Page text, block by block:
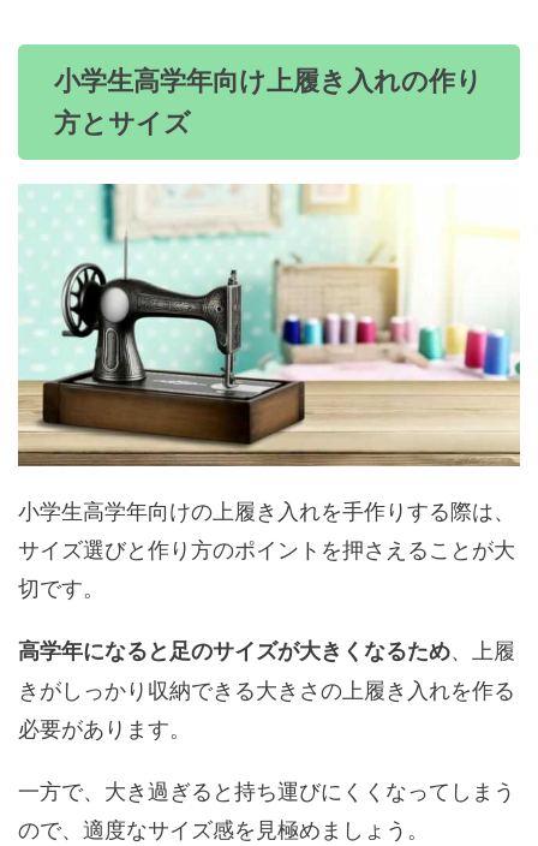
小学生高学年向け上履き入れの作り
方とサイズ
小学生高学年向けの上履き入れを手作りする際は、
サイズ選びと作り方のポイントを押さえることが大
切です。
高学年になると足のサイズが大きくなるため、上履
きがしっかり収納できる大きさの上履き入れを作る
必要があります。
一方で、大き過ぎると持ち運びにくくなってしまう
ので、適度なサイズ感を見極めましょう。